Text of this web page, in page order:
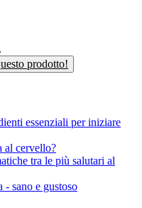
prodotto!
essenziali per iniziare
al cervello?
tra le più salutari al
sano e gustoso